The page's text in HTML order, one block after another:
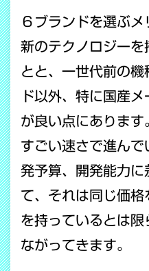
６ブランドを選ぶ
新のテクノロジーを
とと、一世代前の
ド以外、特に国産
が良い点にありま
すごい速さで進んで
発予算、開発能力に
て、それは同じ価
を持っているとは
ながってきます。